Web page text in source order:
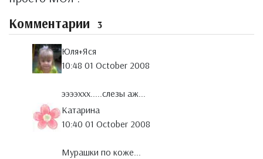
Комментарии 3
Юля+Яся
10:48 01 October 2008
ээээххх.....слезы аж...
Катарина
10:40 01 October 2008
Мурашки по коже...